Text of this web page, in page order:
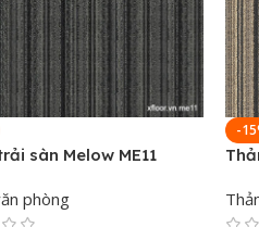
sàn Melow ME11
phòng
-